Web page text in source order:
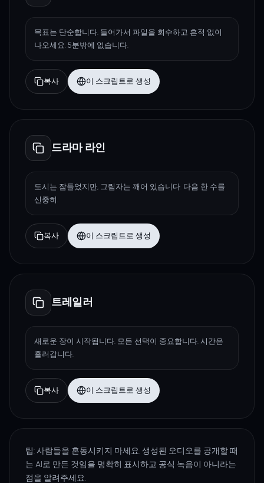
목표는 단순합니다. 들어가서 파일을 회수하고 흔적 없이
나오세요. 5분밖에 없습니다.
복사 이 스크립트로 생성
드라마 라인
도시는 잠들었지만, 그림자는 깨어 있습니다. 다음 한 수를
신중히.
복사 이 스크립트로 생성
트레일러
새로운 장이 시작됩니다. 모든 선택이 중요합니다. 시간은
흘러갑니다.
복사 이 스크립트로 생성
팁: 사람들을 혼동시키지 마세요. 생성된 오디오를 공개할 때
는 AI로 만든 것임을 명확히 표시하고 공식 녹음이 아니라는
점을 알려주세요.